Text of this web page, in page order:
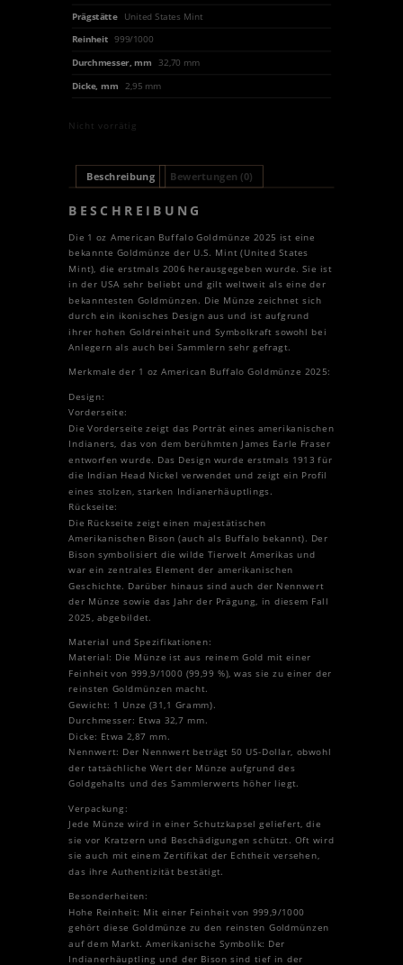
Prägstätte
United States Mint
Reinheit 999/1000
Durchmesser, mm
32,70 mm
Dicke, mm
2,95 mm
Nicht vorrätig
Beschreibung Bewertungen (0)
BESCHREIBUNG
Die 1 oz American Buffalo Goldmünze 2025 ist eine
bekannte Goldmünze der U.S. Mint (United States
Mint), die erstmals 2006 herausgegeben wurde. Sie ist
in der USA sehr beliebt und gilt weltweit als eine der
bekanntesten Goldmünzen. Die Münze zeichnet sich
durch ein ikonisches Design aus und ist aufgrund
ihrer hohen Goldreinheit und Symbolkraft sowohl bei
Anlegern als auch bei Sammlern sehr gefragt.
Merkmale der 1 oz American Buffalo Goldmünze 2025:
Design:
Vorderseite:
Die Vorderseite zeigt das Porträt eines amerikanischen
Indianers, das von dem berühmten James Earle Fraser
entworfen wurde. Das Design wurde erstmals 1913 für
die Indian Head Nickel verwendet und zeigt ein Profil
eines stolzen, starken Indianerhäuptlings.
Rückseite:
Die Rückseite zeigt einen majestätischen
Amerikanischen Bison (auch als Buffalo bekannt). Der
Bison symbolisiert die wilde Tierwelt Amerikas und
war ein zentrales Element der amerikanischen
Geschichte. Darüber hinaus sind auch der Nennwert
der Münze sowie das Jahr der Prägung, in diesem Fall
2025, abgebildet.
Material und Spezifikationen:
Material: Die Münze ist aus reinem Gold mit einer
Feinheit von 999,9/1000 (99,99 %), was sie zu einer der
reinsten Goldmünzen macht.
Gewicht: 1 Unze (31,1 Gramm).
Durchmesser: Etwa 32,7 mm.
Dicke: Etwa 2,87 mm.
Nennwert: Der Nennwert beträgt 50 US-Dollar, obwohl
der tatsächliche Wert der Münze aufgrund des
Goldgehalts und des Sammlerwerts höher liegt.
Verpackung:
Jede Münze wird in einer Schutzkapsel geliefert, die
sie vor Kratzern und Beschädigungen schützt. Oft wird
sie auch mit einem Zertifikat der Echtheit versehen,
das ihre Authentizität bestätigt.
Besonderheiten:
Hohe Reinheit: Mit einer Feinheit von 999,9/1000
gehört diese Goldmünze zu den reinsten Goldmünzen
auf dem Markt. Amerikanische Symbolik: Der
Indianerhäuptling und der Bison sind tief in der